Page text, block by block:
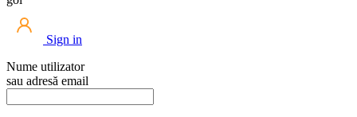
Sign in
Nume utilizator
sau adresă email